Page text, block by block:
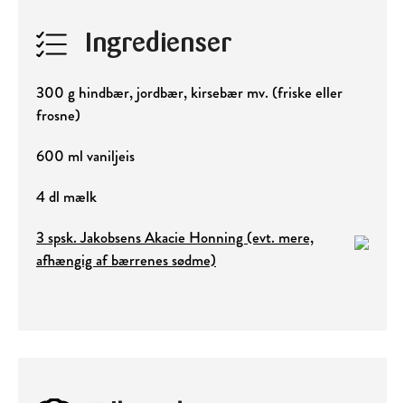
Ingredienser
300 g hindbær, jordbær, kirsebær mv. (friske eller
frosne)
600 ml vaniljeis
4 dl mælk
3 spsk. Jakobsens Akacie Honning (evt. mere,
afhængig af bærrenes sødme)